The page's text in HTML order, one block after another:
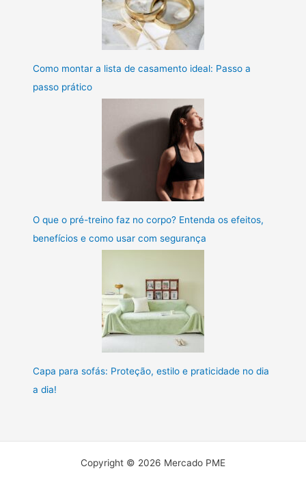
Como montar a lista de casamento ideal: Passo a
passo prático
O que o pré-treino faz no corpo? Entenda os efeitos,
benefícios e como usar com segurança
Capa para sofás: Proteção, estilo e praticidade no dia
a dia!
Copyright © 2026 Mercado PME